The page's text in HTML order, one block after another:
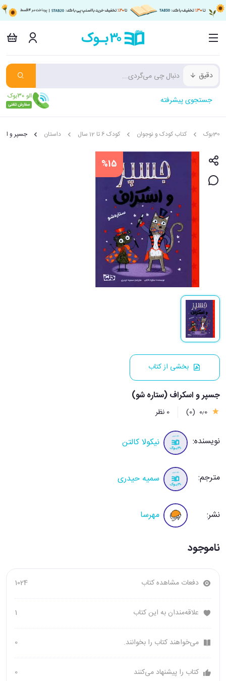
دقیق
جستجوی پیشرفته
30بوک کتاب کودک و نوجوان کودک 6 تا 12 سال داستان جسپر و
%15
بخشی از کتاب
جسپر و اسکراف (ستاره شو)
0٫0 (0) 0 نظر
نویسنده: نیکولا کالتن
مترجم: سمیه حیدری
نشر: مهرسا
ناموجود
دفعات مشاهده کتاب 1024
علاقه‌مندان به این کتاب 1
می‌خواهند کتاب را بخوانند. 0
کتاب را پیشنهاد می‌کنند 0